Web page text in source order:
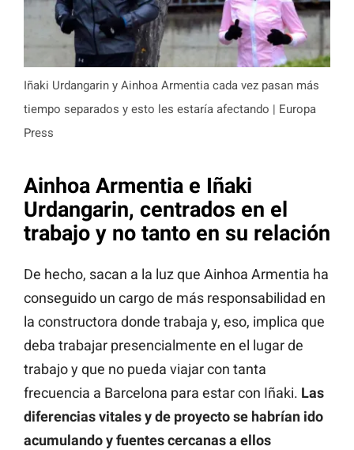
Iñaki Urdangarin y Ainhoa Armentia cada vez pasan más
tiempo separados y esto les estaría afectando | Europa
Press
Ainhoa Armentia e Iñaki
Urdangarin, centrados en el
trabajo y no tanto en su relación
De hecho, sacan a la luz que Ainhoa Armentia ha
conseguido un cargo de más responsabilidad en
la constructora donde trabaja y, eso, implica que
deba trabajar presencialmente en el lugar de
trabajo y que no pueda viajar con tanta
frecuencia a Barcelona para estar con Iñaki. Las
diferencias vitales y de proyecto se habrían ido
acumulando y fuentes cercanas a ellos